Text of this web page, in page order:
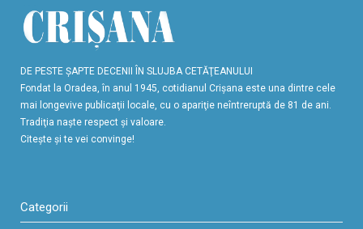
DE PESTE ŞAPTE DECENII ÎN SLUJBA CETĂŢEANULUI
Fondat la Oradea, în anul 1945, cotidianul Crişana este una dintre cele
mai longevive publicaţii locale, cu o apariţie neîntreruptă de 81 de ani.
Tradiţia naşte respect şi valoare.
Citeşte şi te vei convinge!
Categorii